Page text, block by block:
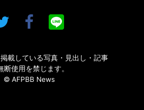
載している写真・見出し・記事
断使用を禁じます。
© AFPBB News